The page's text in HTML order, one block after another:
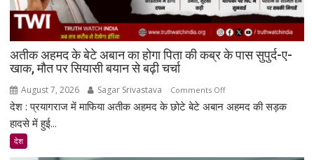
की
बिजली
क्षमता
30%
अतीक अहमद के बेटे अबान का होगा पिता की कब्र के पास सुपुर्द-ए-
खाक, मौत पर सियासी बयान से बढ़ी चर्चा
August 7, 2026 Sagar Srivastava Comments Offon
अतीक
देश : प्रयागराज में माफिया अतीक अहमद के छोटे बेटे अबान अहमद की सड़क
हादसे में हुई...
देश